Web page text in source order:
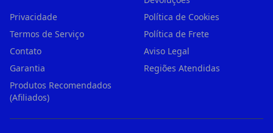
Privacidade
Política de Cookies
Termos de Serviço
Política de Frete
Contato
Aviso Legal
Garantia
Regiões Atendidas
Produtos Recomendados
(Afiliados)